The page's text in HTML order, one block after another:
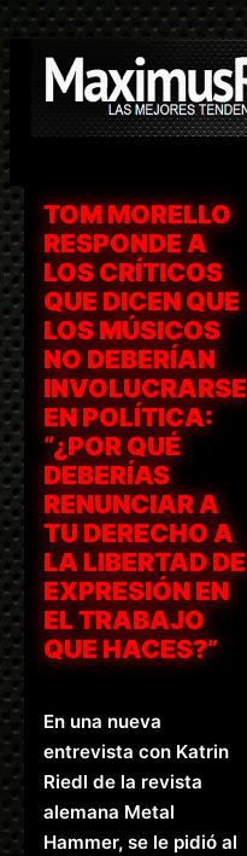
Saltar
contenido
TOM MORELLO
RESPONDE A
LOS CRÍTICOS
QUE DICEN QUE
LOS MÚSICOS
NO DEBERÍAN
INVOLUCRARSE
EN POLÍTICA:
“¿POR QUÉ
DEBERÍAS
RENUNCIAR A
TU DERECHO A
LA LIBERTAD DE
EXPRESIÓN EN
EL TRABAJO
QUE HACES?”
En una nueva
entrevista con Katrin
Riedl de la revista
alemana Metal
Hammer, se le pidió al